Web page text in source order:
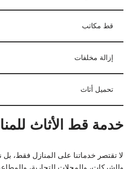
قط مكاتب
إزالة مخلفات
تحميل أثاث
خدمة قط الأثاث
لا تقتصر خدماتنا على المنازل فقط، بل
والشركات، والمحلات التجارية،